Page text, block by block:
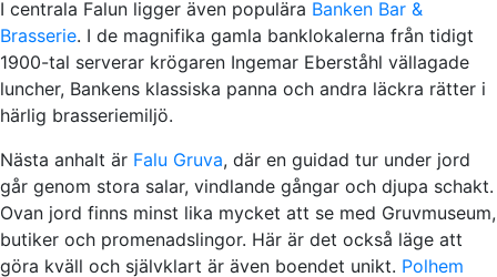
I centrala Falun ligger även populära Banken Bar &
Brasserie. I de magnifika gamla banklokalerna från tidigt
1900-tal serverar krögaren Ingemar Eberståhl vällagade
luncher, Bankens klassiska panna och andra läckra rätter i
härlig brasseriemiljö.
Nästa anhalt är Falu Gruva, där en guidad tur under jord
går genom stora salar, vindlande gångar och djupa schakt.
Ovan jord finns minst lika mycket att se med Gruvmuseum,
butiker och promenadslingor. Här är det också läge att
göra kväll och självklart är även boendet unikt. Polhem